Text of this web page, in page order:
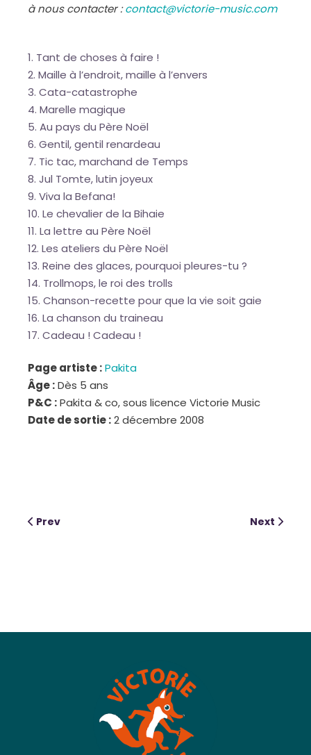
à nous contacter :contact@victorie-music.com
Tant de choses à faire !
Maille à l’endroit, maille à l’envers
Cata-catastrophe
Marelle magique
Au pays du Père Noël
Gentil, gentil renardeau
Tic tac, marchand de Temps
Jul Tomte, lutin joyeux
Viva la Befana!
Le chevalier de la Bihaie
La lettre au Père Noël
Les ateliers du Père Noël
Reine des glaces, pourquoi pleures-tu ?
Trollmops, le roi des trolls
Chanson-recette pour que la vie soit gaie
La chanson du traineau
Cadeau ! Cadeau !
Page artiste : Pakita
Âge :Dès 5 ans
P&C :Pakita & co, sous licence Victorie Music
Date de sortie :2 décembre 2008
Prev Next